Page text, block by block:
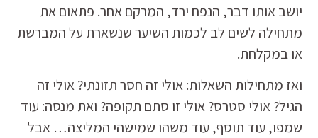
יושב אותו דבר, הנפח ירד, המרקם אחר. פתאום את
מתחילה לשים לב לכמות השיער שנשארת על המברשת
או במקלחת.
ואז מתחילות השאלות:אולי זה חסר תזונתי?אולי זה
הגיל?אולי סטרס?אולי זו סתם תקופה? ואת מנסה: עוד
שמפו, עוד תוסף, עוד משהו שמישהי המליצה… אבל